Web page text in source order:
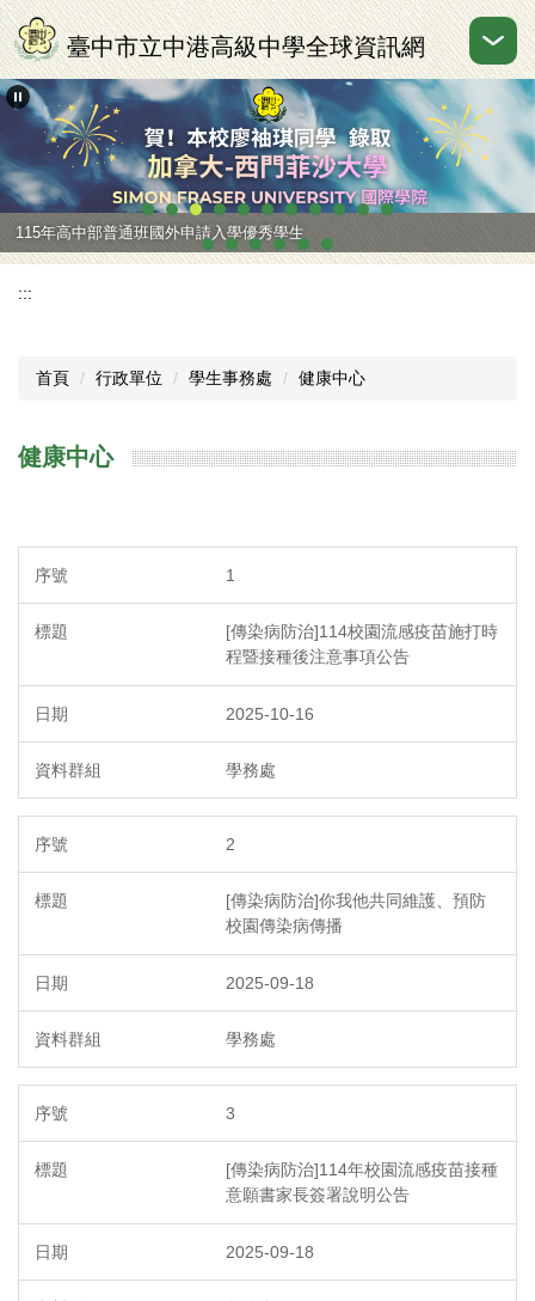
跳
到
主
要
區
臺中市立中港高級中學全球資訊網
115年高中部普通班國外申請入學優秀學生
:::
首頁 行政單位 學生事務處 健康中心
健康中心
1
[傳染病防治]114校園流感疫苗施打時
程暨接種後注意事項公告
2025-10-16
學務處
2
[傳染病防治]你我他共同維護、預防
校園傳染病傳播
2025-09-18
學務處
3
[傳染病防治]114年校園流感疫苗接種
意願書家長簽署說明公告
2025-09-18